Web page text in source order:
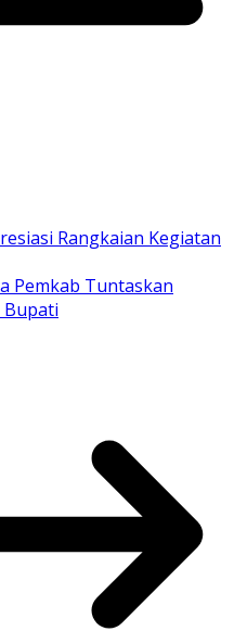
Rangkaian Kegiatan
Pemkab Tuntaskan
Bupati